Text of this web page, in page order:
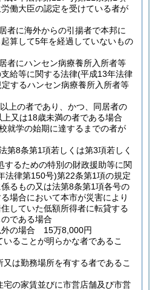
働大臣の認定を受けている者が
者に海外からの引揚者で本邦に
算して5年を経過していないもの
者にハンセン病療養所入所者等
給等に関する法律(平成13年法律
するハンセン病療養所入所者等
上の者であり、かつ、同居者の
又は18歳未満の者である場合
就学の始期に達するまでの者が
第8条第1項若しくは第3項若しく
するための特別の財政援助等に関
法律第150号)第22条第1項の規定
るもの又は法第8条第1項各号の
場合において本市が災害により
していた低額所得者に転貸する
である場合
外の場合 15万8,000円
ることが明らかな者であるこ
は勤務場所を有する者であるこ
宅の家賃並びに市営店舗及び市営